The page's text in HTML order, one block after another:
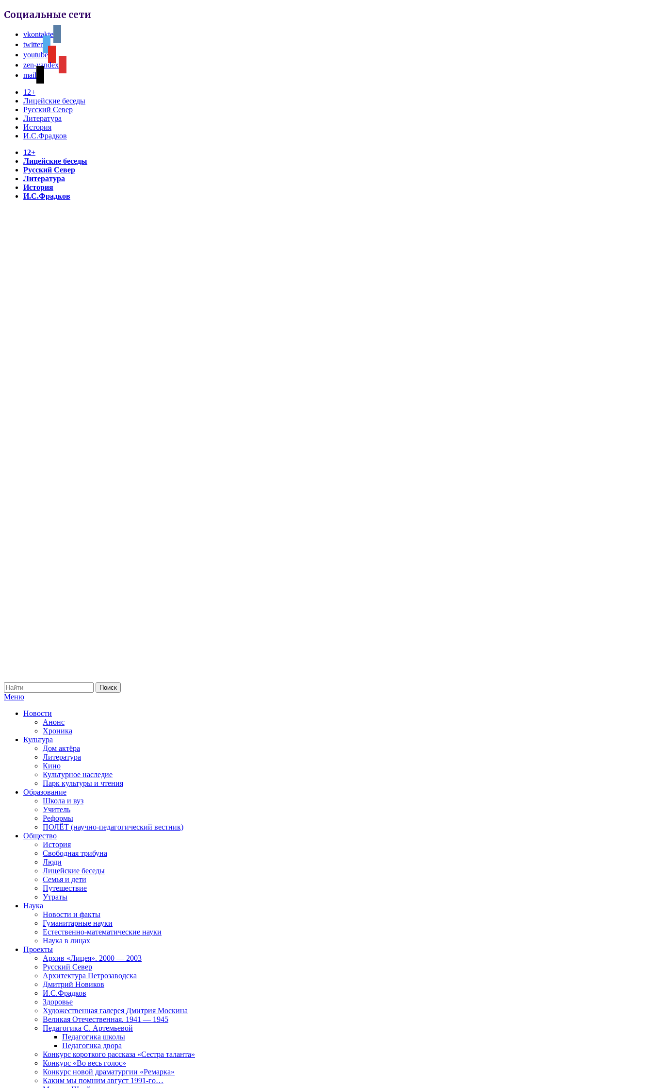
Социальные сети
vkontakte
twitter
youtube
zen-yandex
mail
12+
Лицейские беседы
Русский Север
Литература
История
И.С.Фрадков
12+
Лицейские беседы
Русский Север
Литература
История
И.С.Фрадков
Меню
Новости
Анонс
Хроника
Культура
Дом актёра
Литература
Кино
Культурное наследие
Парк культуры и чтения
Образование
Школа и вуз
Учитель
Реформы
ПОЛЁТ (научно-педагогический вестник)
Общество
История
Свободная трибуна
Люди
Лицейские беседы
Семья и дети
Путешествие
Утраты
Наука
Новости и факты
Гуманитарные науки
Естественно-математические науки
Наука в лицах
Проекты
Архив «Лицея». 2000 — 2003
Русский Север
Архитектура Петрозаводска
Дмитрий Новиков
И.С.Фрадков
Здоровье
Художественная галерея Дмитрия Москина
Великая Отечественная. 1941 — 1945
Педагогика С. Артемьевой
Педагогика школы
Педагогика двора
Конкурс короткого рассказа «Сестра таланта»
Конкурс «Во весь голос»
Конкурс новой драматургии «Ремарка»
Каким мы помним август 1991-го…